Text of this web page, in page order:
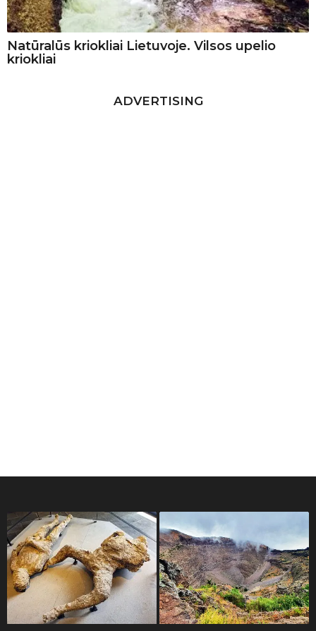
Natūralūs kriokliai Lietuvoje. Vilsos upelio
kriokliai
ADVERTISING